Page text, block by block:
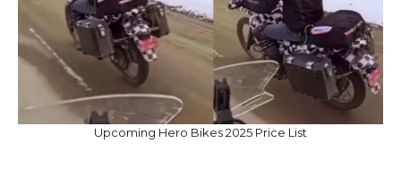
Upcoming Hero Bikes 2025 Price List